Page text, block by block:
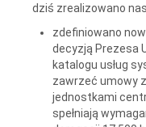
dziś zrealizowano
zdefiniowano
decyzją Prezesa
katalogu usług
zawrzeć umowy
jednostkami
spełniają